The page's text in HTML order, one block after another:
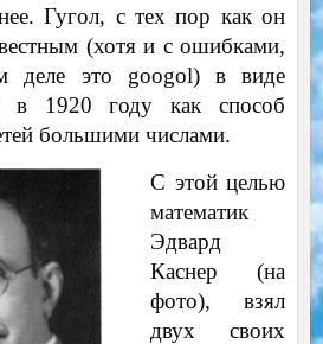
Гугол, с тех пор как он
(хотя и с ошибками,
деле это googol) в виде
в 1920 году как способ
большими числами.
С этой целью
математик
Эдвард
Каснер (на
фото), взял
двух своих